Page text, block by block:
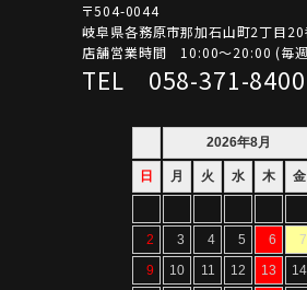
〒504-0044
岐阜県各務原市那加石山町2丁目
店舗営業時間 10:00～20:00 (毎
TEL 058-371-8400